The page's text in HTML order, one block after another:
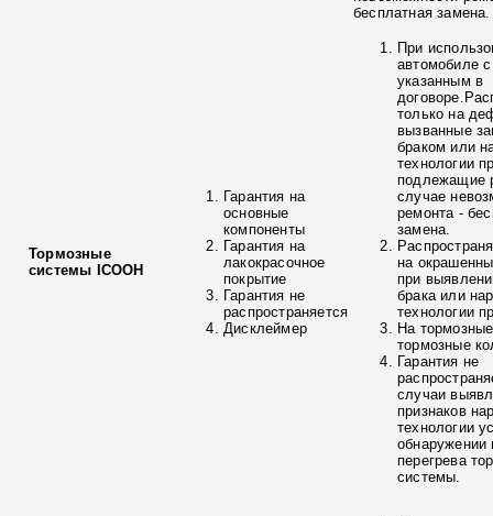
бесплатная замена.
Тормозные
системы ICOOH
Гарантия на
основные
компоненты
Гарантия на
лакокрасочное
покрытие
Гарантия не
распространяется
Дисклеймер
При
автомобиле
указанным в
только на
вызванные
браком или
технологии
подлежащие
случае
ремонта -
замена.
на
при
брака или
технологии
На
тормозные
Гарантия не
случаи
признаков
технологии
обнаружении
перегрева
системы.